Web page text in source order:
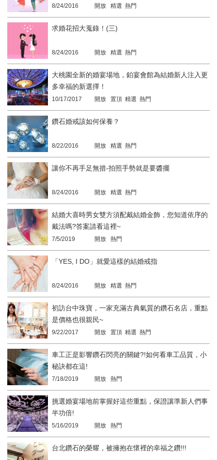
8/24/2016 開放 精選 熱門
求婚花招大蒐錄！(三)
8/24/2016 開放 精選 熱門
大桃園全新的婚宴場地，鉑宴會館為結婚新人注入更
多幸福的新選擇！
10/17/2017 開放 置頂 精選 熱門
鑽石婚戒該如何保養？
8/22/2016 開放 精選 熱門
讓你不再手足無措-拍照手勢就是要醬擺
8/24/2016 開放 精選 熱門
結婚大喜時男女雙方須配戴結婚金飾，您知道依序的
戴法嗎?答案請看這裡~
7/5/2019 開放 熱門
「YES, I DO」就愛這樣的結婚戒指
8/24/2016 開放 精選 熱門
初訪台中珠寶，一家充滿古典氣質的鑽石名店，重點
是價格也很親民~
9/22/2017 開放 置頂 精選 熱門
車工正是影響鑽石閃亮的關鍵?!如何看車工品質，小
秘訣都在這!
7/18/2019 開放 熱門
挑選婚宴場地前掌握好這些重點，保證讓準新人們事
半功倍!
5/16/2019 開放 熱門
台北鑽石的榮耀，被擁抱在懷裡的幸福之鑽!!!